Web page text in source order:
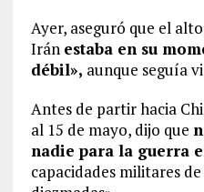
Ayer, aseguró que el
Irán estaba en su
débil», aunque seguía
Antes de partir hacia
al 15 de mayo, dijo que
nadie para la guerra
capacidades militares